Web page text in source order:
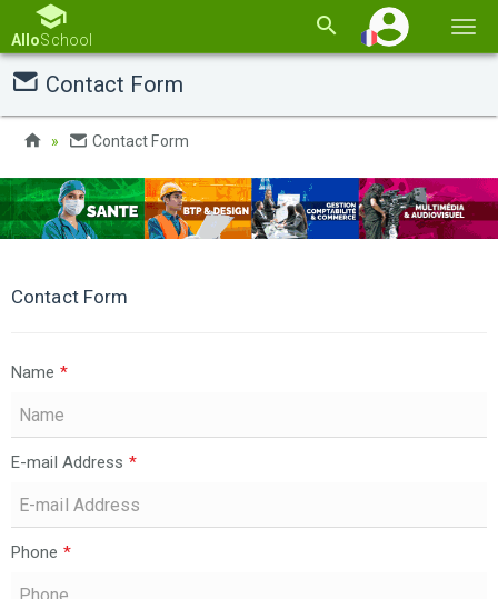
la
AlloSchool
Contact Form
Contact Form
Contact Form
Name *
E-mail Address *
Phone *